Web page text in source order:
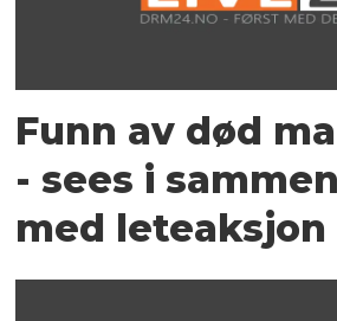
Funn av død
- sees i
med leteaksjon